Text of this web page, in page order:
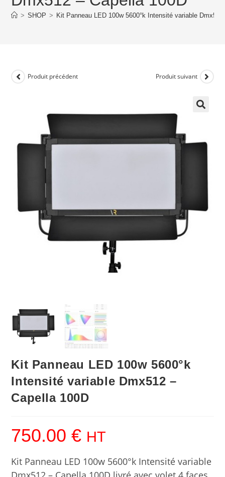
> SHOP > Kit Panneau LED 100w 5600°k Intensité variable
Produit précédent Produit suivant
Kit Panneau LED 100w 5600°k
Intensité variable Dmx512 –
Capella 100D
750.00€ HT
Kit Panneau LED 100w 5600°k Intensité variable